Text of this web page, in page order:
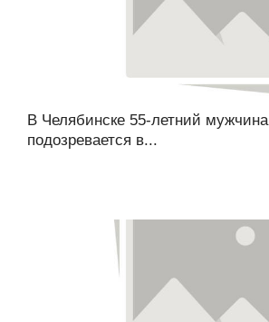
В Челябинске 55-летний мужчина
подозревается в...